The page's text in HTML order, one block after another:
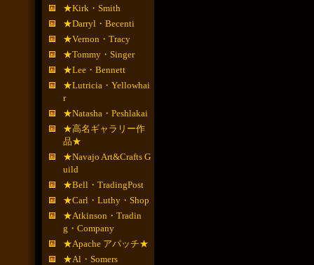
★Kirk・Smith
★Darryl・Becenti
★Vernon・Tracy
★Tommy・Singer
★Lee・Bennett
★Lutricia・Yellowhai
r
★Natasha・Peshlakai
★高名ギャラリー作
品★
★Navajo Art&Crafts G
uild
★Bell・TradingPost
★Carl・Luthy・Shop
★Atkinson・Tradin
g・Company
★Apache アパッチ★
★Al・Somers